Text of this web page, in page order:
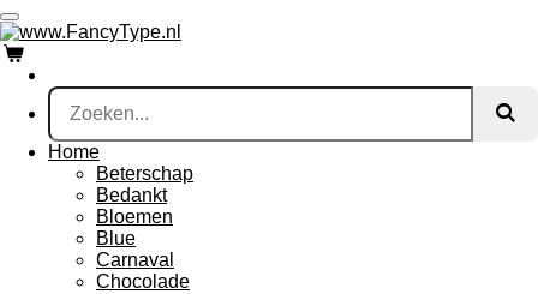
Ga
direct
naar
de
hoofdinhoud
Home
Beterschap
Bedankt
Bloemen
Blue
Carnaval
Chocolade